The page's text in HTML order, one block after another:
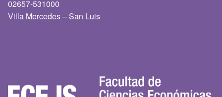
02657-531000
Villa Mercedes – San Luis